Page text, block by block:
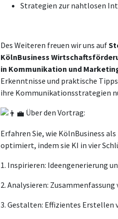
Strategien zur nahtlosen
Des Weiteren freuen wir uns auf
KölnBusiness
in Kommunikation und
Erkenntnisse und praktische
ihre Kommunikationsstrategien
Über den Vortrag:
Erfahren Sie, wie KölnBusiness
optimiert, indem sie KI in vier
1. Inspirieren: Ideengenerierung
2. Analysieren:
3. Gestalten: Effizientes Erstellen